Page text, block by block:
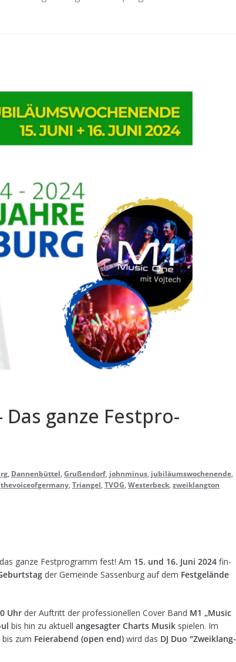
Das ganze Fest­pro­
, Dannenbüttel, Grußendorf, johnminus, jubiläumswochenende,
thevoiceofgermany, Triangel, TVOG, Westerbeck, zweiklangton
ganze Fest­pro­gramm fest! Am 15. und 16. Juni 2024 fin­
der Gemeinde Sas­sen­burg auf dem Fest­ge­lände
Uhr der Auf­tritt der pro­fes­sio­nel­len Cover Band M1 „Music
bis hin zu aktu­ell ange­sag­ter Charts Musik spie­len. Im
bis zum Fei­er­abend (open end) wird das DJ Duo "Zwei­klang­